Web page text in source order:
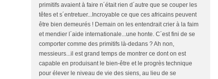
primitifs avaient à faire n´était rien d´autre que se couper les
têtes et s´entretuer...Incroyable ce que ces africains peuvent
être bien demeurés ! Demain on les entendrait crier à la faim
et mendier l´aide internationale...une honte. C´est fini de se
comporter comme des primitifs là-dedans ? Ah non,
messieurs...il est grand temps de montrer ce dont on est
capable en produisant le bien-être et le progrès technique
pour élever le niveau de vie des siens, au lieu de se